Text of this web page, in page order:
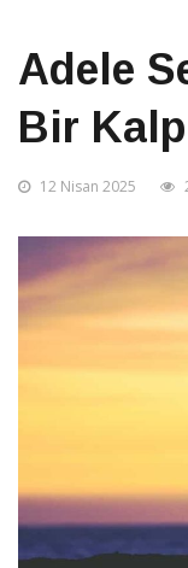
Adele
Bir
12 Nisan 2025